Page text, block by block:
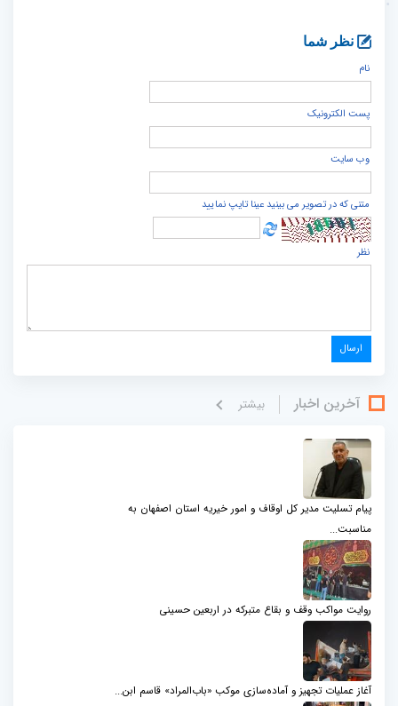
نظر شما
نام
پست الكترونيک
وب سایت
متنی که در تصویر می بینید عینا تایپ نمایید
نظر
آخرین اخبار بيشتر
پیام تسلیت مدیر کل اوقاف و امور خیریه استان اصفهان به
مناسبت...
روایت مواکب وقف و بقاع متبرکه در اربعین حسینی
آغاز عملیات تجهیز و آماده‌سازی موکب «باب‌المراد» قاسم ابن...